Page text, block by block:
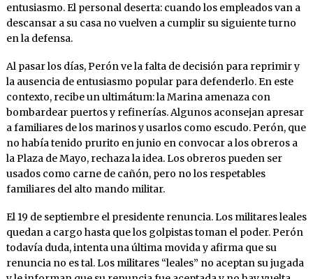
entusiasmo. El personal deserta: cuando los empleados van a
descansar a su casa no vuelven a cumplir su siguiente turno
en la defensa.
Al pasar los días, Perón ve la falta de decisión para reprimir y
la ausencia de entusiasmo popular para defenderlo. En este
contexto, recibe un ultimátum: la Marina amenaza con
bombardear puertos y refinerías. Algunos aconsejan apresar
a familiares de los marinos y usarlos como escudo. Perón, que
no había tenido prurito en junio en convocar a los obreros a
la Plaza de Mayo, rechaza la idea. Los obreros pueden ser
usados como carne de cañón, pero no los respetables
familiares del alto mando militar.
El 19 de septiembre el presidente renuncia. Los militares leales
quedan a cargo hasta que los golpistas toman el poder. Perón
todavía duda, intenta una última movida y afirma que su
renuncia no es tal. Los militares “leales” no aceptan su jugada